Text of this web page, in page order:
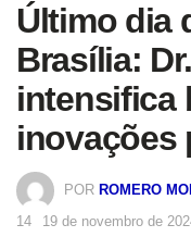
Último dia
Brasília:
intensifica
inovações
POR ROMERO
19 de novembro de